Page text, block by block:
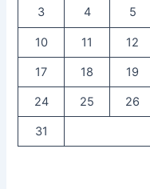
3 4 5
10 11 12
17 18 19
24 25 26
31